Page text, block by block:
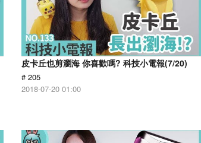
皮卡丘也剪瀏海 你喜歡嗎? 科技小電報(7/20)
# 205
2018-07-20 01:00